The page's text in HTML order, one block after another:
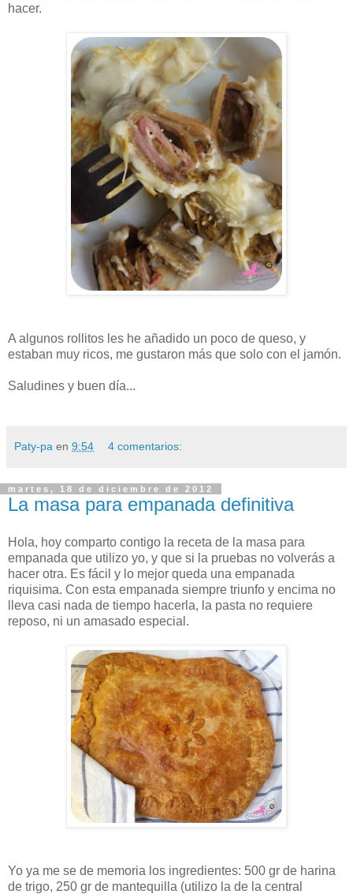
hacer.
A algunos rollitos les he añadido un poco de queso, y
estaban muy ricos, me gustaron más que solo con el jamón.
Saludines y buen día...
Paty-pa en 9:54 4 comentarios:
martes, 18 de diciembre de 2012
La masa para empanada definitiva
Hola, hoy comparto contigo la receta de la masa para
empanada que utilizo yo, y que si la pruebas no volverás a
hacer otra. Es fácil y lo mejor queda una empanada
riquisima. Con esta empanada siempre triunfo y encima no
lleva casi nada de tiempo hacerla, la pasta no requiere
reposo, ni un amasado especial.
Yo ya me se de memoria los ingredientes: 500 gr de harina
de trigo, 250 gr de mantequilla (utilizo la de la central